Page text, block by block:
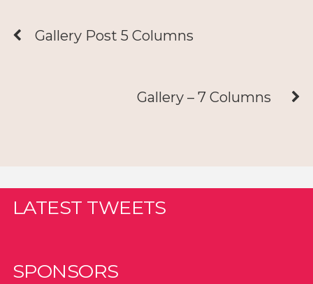
Gallery Post 5 Columns
Gallery – 7 Columns
LATEST TWEETS
SPONSORS